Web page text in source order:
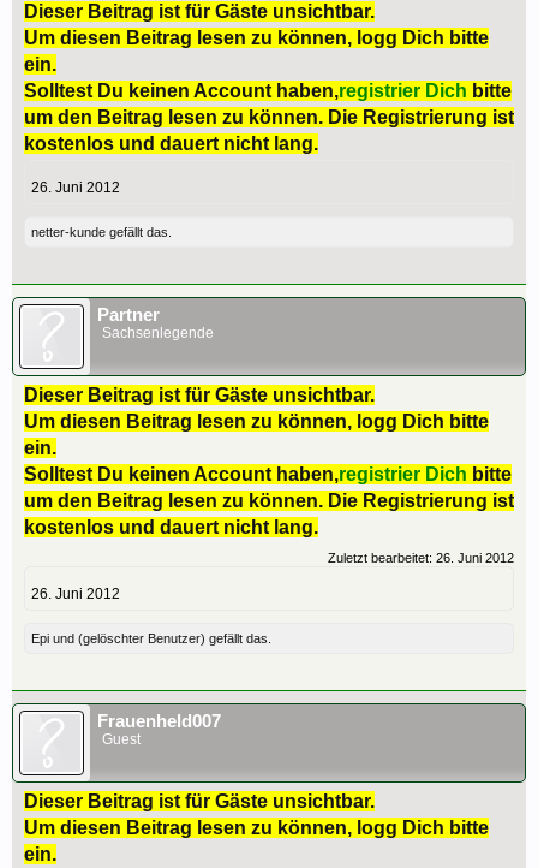
Dieser Beitrag ist für Gäste unsichtbar.
Um diesen Beitrag lesen zu können, logg Dich bitte
ein.
Solltest Du keinen Account haben,registrier Dich bitte
um den Beitrag lesen zu können. Die Registrierung ist
kostenlos und dauert nicht lang.
26. Juni 2012
netter-kunde gefällt das.
Partner
Sachsenlegende
Dieser Beitrag ist für Gäste unsichtbar.
Um diesen Beitrag lesen zu können, logg Dich bitte
ein.
Solltest Du keinen Account haben,registrier Dich bitte
um den Beitrag lesen zu können. Die Registrierung ist
kostenlos und dauert nicht lang.
Zuletzt bearbeitet: 26. Juni 2012
26. Juni 2012
Epi und (gelöschter Benutzer) gefällt das.
Frauenheld007
Guest
Dieser Beitrag ist für Gäste unsichtbar.
Um diesen Beitrag lesen zu können, logg Dich bitte
ein.